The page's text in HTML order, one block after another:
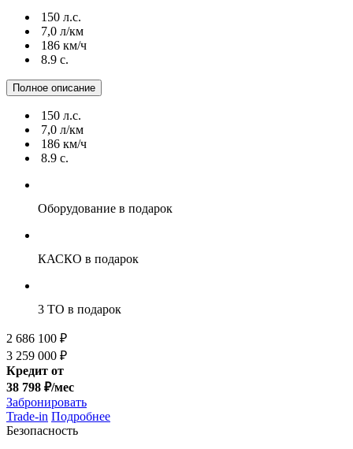
150 л.с.
7,0 л/км
186 км/ч
8.9 c.
Полное описание
150 л.с.
7,0 л/км
186 км/ч
8.9 c.
Оборудование в подарок
КАСКО в подарок
3 ТО в подарок
2 686 100 ₽
3 259 000 ₽
Кредит от
38 798 ₽/мес
Забронировать
Trade-in Подробнее
Безопасность